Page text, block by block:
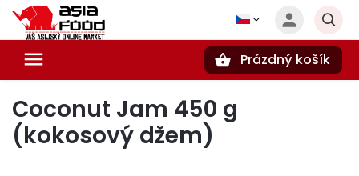
Prázdný košík
Coconut Jam 450 g
(kokosový džem)